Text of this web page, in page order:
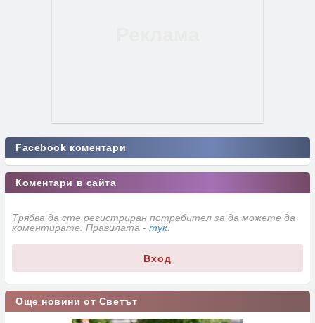
Facebook коментари
Коментари в сайта
Трябва да сте регистриран потребител за да можете да
коментирате. Правилата - тук
Вход
Още новини от Светът